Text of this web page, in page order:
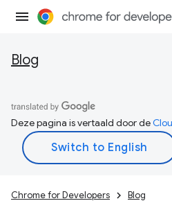
Blog
Deze pagina is vertaald door de
Chrome for Developers Blog